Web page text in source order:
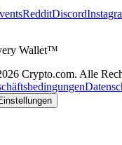
RedditDiscord
Wallet™
Crypto.com. Alle